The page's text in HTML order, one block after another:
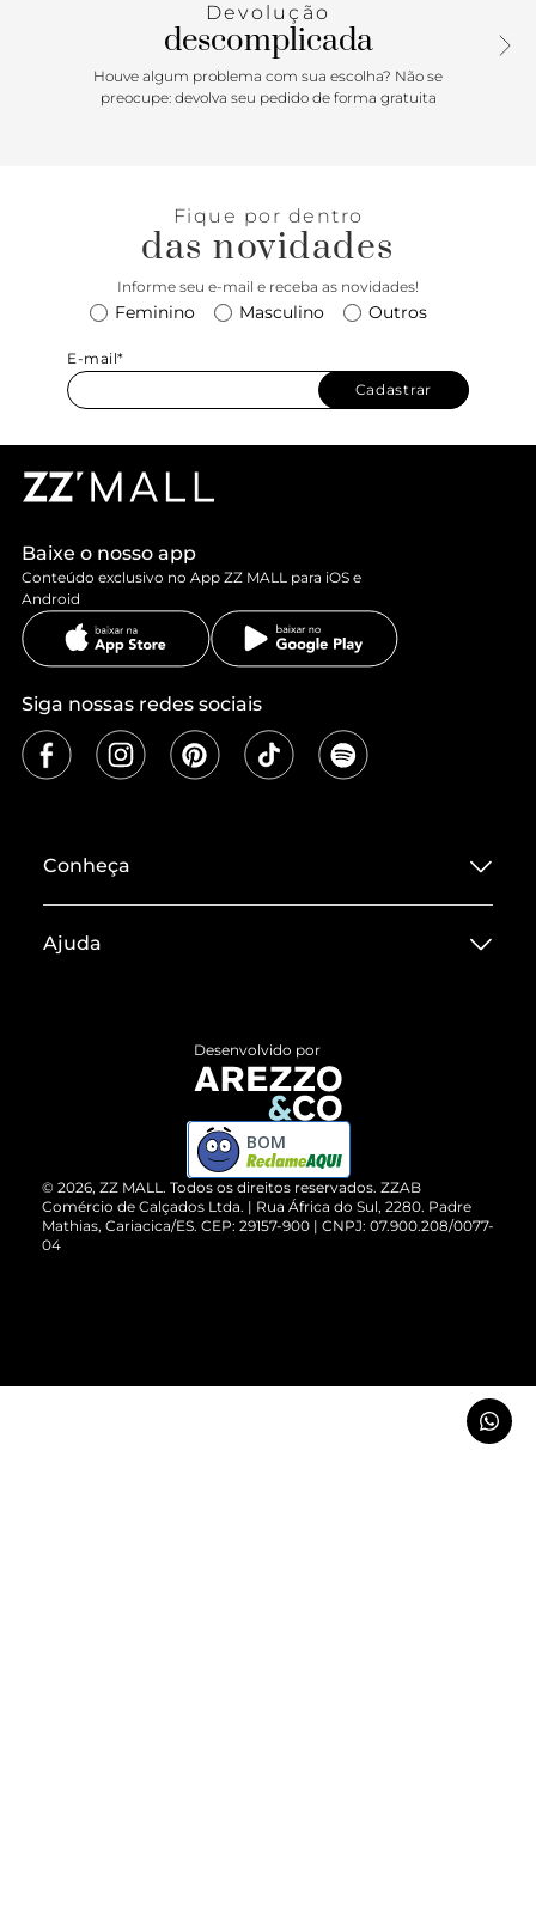
macio.Detalhes do conjunto:Malha premium Modelagem
regular Decote henley Cós de elástico Máximo conforto
Devolução
descomplicada
Houve algum problema com sua escolha? Não se
preocupe: devolva seu pedido de forma gratuita
Fique por dentro
das novidades
Informe seu e-mail e receba as novidades!
Feminino Masculino Outros
E-mail*
Cadastrar
Baixe o nosso app
Conteúdo exclusivo no App ZZ MALL para iOS e
Android
Siga nossas redes sociais
Conheça
Termos de Uso
ZZ MALL é confiável
Cartão Presente
Vendas Corporativas
Ajuda
Devolução do Produto
Compre pelo WhatsApp
© 2026, ZZ MALL. Todos os direitos reservados. ZZAB
Comércio de Calçados Ltda. | Rua África do Sul, 2280. Padre
Mathias, Cariacica/ES. CEP: 29157-900 | CNPJ: 07.900.208/0077-
04
Desenvolvido por
BOM